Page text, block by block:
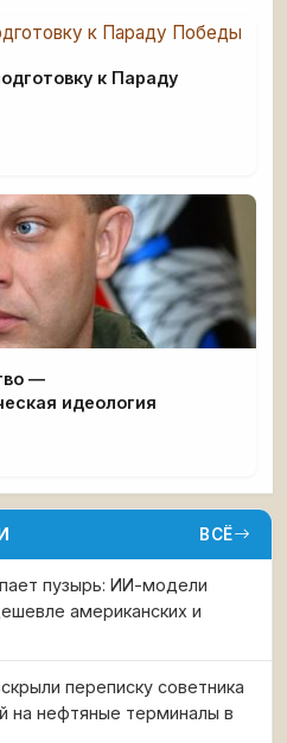
к Параду
—
идеология
ВСЁ
пузырь: ИИ-модели
американских и
переписку советника
на нефтяные терминалы в